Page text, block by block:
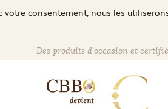
votre consentement, nous les
Des produits d'occasion et